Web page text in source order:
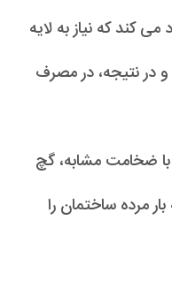
کند که نیاز به لایه
و در نتیجه، در مصرف
ضخامت مشابه، گچ
مرده ساختمان را